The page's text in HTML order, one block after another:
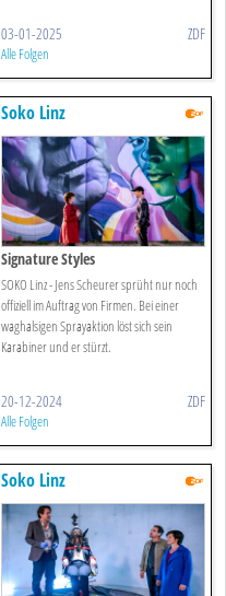
03-01-2025 ZDF
Alle Folgen
Soko Linz
Signature Styles
SOKO Linz - Jens Scheurer sprüht nur noch
offiziell im Auftrag von Firmen. Bei einer
waghalsigen Sprayaktion löst sich sein
Karabiner und er stürzt.
20-12-2024 ZDF
Alle Folgen
Soko Linz